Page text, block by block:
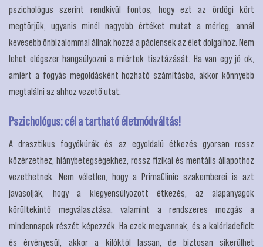
pszichológus szerint rendkívül fontos, hogy ezt az ördögi kört
megtörjük, ugyanis minél nagyobb értéket mutat a mérleg, annál
kevesebb önbizalommal állnak hozzá a páciensek az élet dolgaihoz. Nem
lehet elégszer hangsúlyozni a miértek tisztázását. Ha van egy jó ok,
amiért a fogyás megoldásként hozható számításba, akkor könnyebb
megtalálni az ahhoz vezető utat.
Pszichológus: cél a tartható életmódváltás!
A drasztikus fogyókúrák és az egyoldalú étkezés gyorsan rossz
közérzethez, hiánybetegségekhez, rossz fizikai és mentális állapothoz
vezethetnek. Nem véletlen, hogy a PrimaClinic szakemberei is azt
javasolják, hogy a kiegyensúlyozott étkezés, az alapanyagok
körültekintő megválasztása, valamint a rendszeres mozgás a
mindennapok részét képezzék. Ha ezek megvannak, és a kalóriadeficit
és érvényesül, akkor a kilóktól lassan, de biztosan sikerülhet